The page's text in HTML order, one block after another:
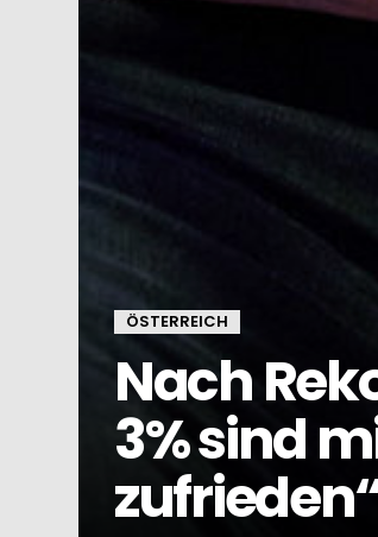
ÖSTERREICH
Nach
3% sind